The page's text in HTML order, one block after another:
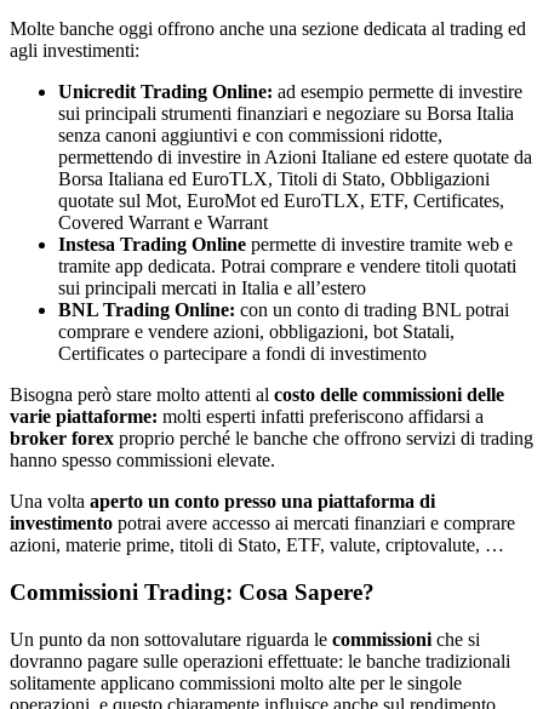
Molte banche oggi offrono anche una sezione dedicata al trading ed
agli investimenti:
Unicredit Trading Online: ad esempio permette di investire
sui principali strumenti finanziari e negoziare su Borsa Italia
senza canoni aggiuntivi e con commissioni ridotte,
permettendo di investire in Azioni Italiane ed estere quotate da
Borsa Italiana ed EuroTLX, Titoli di Stato, Obbligazioni
quotate sul Mot, EuroMot ed EuroTLX, ETF, Certificates,
Covered Warrant e Warrant
Instesa Trading Online permette di investire tramite web e
tramite app dedicata. Potrai comprare e vendere titoli quotati
sui principali mercati in Italia e all’estero
BNL Trading Online: con un conto di trading BNL potrai
comprare e vendere azioni, obbligazioni, bot Statali,
Certificates o partecipare a fondi di investimento
Bisogna però stare molto attenti al costo delle commissioni delle
varie piattaforme: molti esperti infatti preferiscono affidarsi a
broker forex proprio perché le banche che offrono servizi di trading
hanno spesso commissioni elevate.
Una volta aperto un conto presso una piattaforma di
investimento potrai avere accesso ai mercati finanziari e comprare
azioni, materie prime, titoli di Stato, ETF, valute, criptovalute, …
Commissioni Trading: Cosa Sapere?
Un punto da non sottovalutare riguarda le commissioni che si
dovranno pagare sulle operazioni effettuate: le banche tradizionali
solitamente applicano commissioni molto alte per le singole
operazioni, e questo chiaramente influisce anche sul rendimento